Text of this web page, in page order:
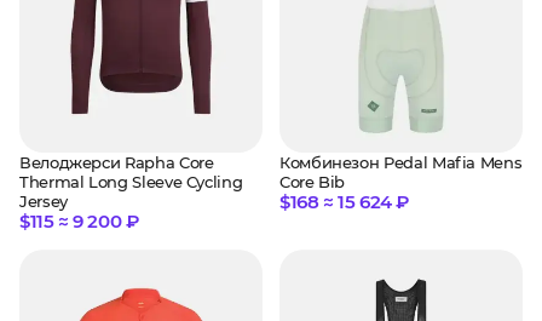
Велоджерси Rapha Core
Thermal Long Sleeve Cycling
Jersey
$115 ≈ 9 200 ₽
Комбинезон Pedal Mafia Mens
Core Bib
$168 ≈ 15 624 ₽